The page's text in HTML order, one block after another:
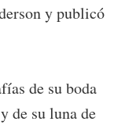
y publicó
de su boda
de su luna de